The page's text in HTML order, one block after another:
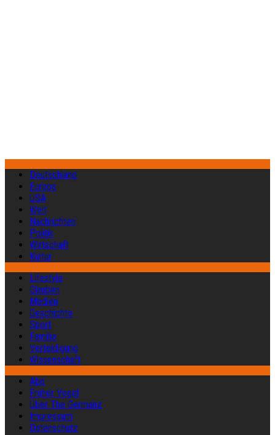
Deutschland
Europa
USA
Welt
Nachrichten
Politik
Wirtschaft
Kultur
Lifestyle
Glauben
Medien
Geschichte
Sport
Familie
Verteidigung
Wissenschaft
Abo
Früher Vogel
Über The Germanz
Impressum
Datenschutz